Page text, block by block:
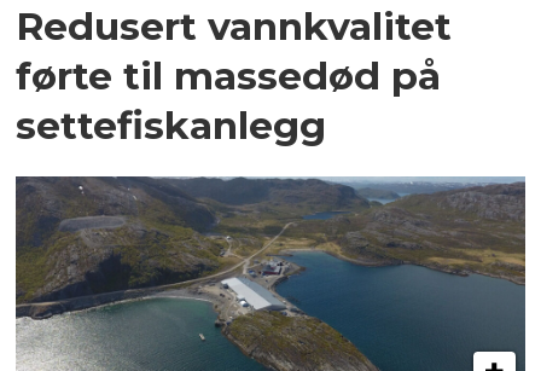
Redusert vannkvalitet
førte til massedød på
settefiskanlegg